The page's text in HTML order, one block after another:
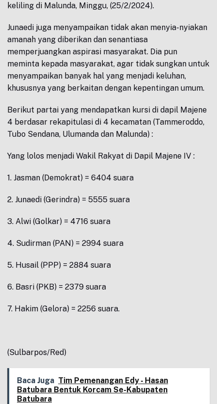
keliling di Malunda, Minggu, (25/2/2024).
Junaedi juga menyampaikan tidak akan menyia-nyiakan
amanah yang diberikan dan senantiasa
memperjuangkan aspirasi masyarakat. Dia pun
meminta kepada masyarakat, agar tidak sungkan untuk
menyampaikan banyak hal yang menjadi keluhan,
khususnya yang berkaitan dengan kepentingan umum.
Berikut partai yang mendapatkan kursi di dapil Majene
4 berdasar rekapitulasi di 4 kecamatan (Tammeroddo,
Tubo Sendana, Ulumanda dan Malunda) :
Yang lolos menjadi Wakil Rakyat di Dapil Majene IV :
1. Jasman (Demokrat) = 6404 suara
2. Junaedi (Gerindra) = 5555 suara
3. Alwi (Golkar) = 4716 suara
4. Sudirman (PAN) = 2994 suara
5. Husail (PPP) = 2884 suara
6. Basri (PKB) = 2379 suara
7. Hakim (Gelora) = 2256 suara.
(Sulbarpos/Red)
Baca Juga Tim Pemenangan Edy - Hasan
Batubara Bentuk Korcam Se-Kabupaten
Batubara